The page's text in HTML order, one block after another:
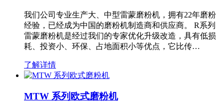
我们公司专业生产大、中型雷蒙磨粉机，拥有22年磨粉
经验，已经成为中国的磨粉机制造商和供应商。 R系列
雷蒙磨粉机是经过我们的专家优化升级改造，具有低损
耗、投资小、环保、占地面积小等优点，它比传…
了解详情
MTW 系列欧式磨粉机